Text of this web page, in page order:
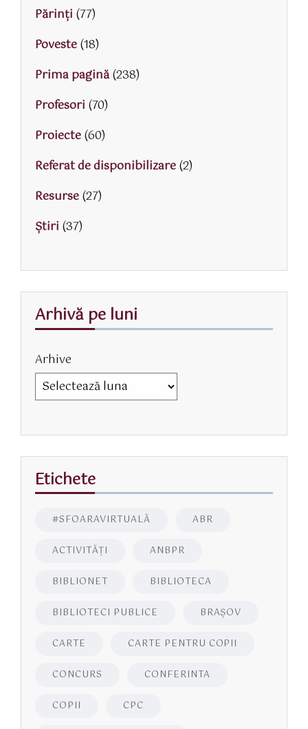
Părinţi (77)
Poveste(18)
Prima pagină(238)
Profesori (70)
Proiecte(60)
Referat de disponibilizare(2)
Resurse(27)
Știri (37)
Arhivă pe luni
Arhive
Etichete
#SFOARAVIRTUALĂ ABR
ACTIVITĂŢI ANBPR
BIBLIONET BIBLIOTECA
BIBLIOTECI PUBLICE BRAŞOV
CARTE CARTE PENTRU COPII
CONCURS CONFERINTA
COPII CPC